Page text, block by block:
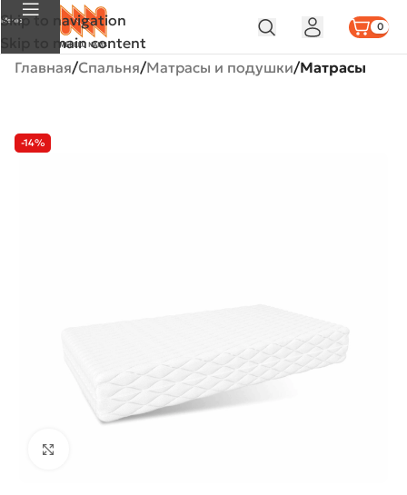
Skip to navigation
Skip to main content
Меню 0
Главная Спальня Матрасы и подушки Матрасы
-14%